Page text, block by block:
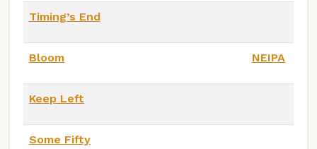
Timing’s End
Bloom NEIPA
Keep Left
Some Fifty